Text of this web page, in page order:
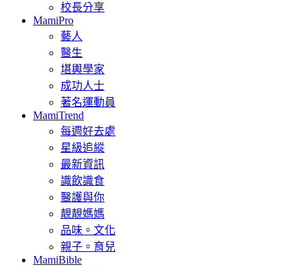
校長分享
MamiPro
藝人
醫生
堪輿學家
成功人士
著名運動員
MamiTrend
每週好去處
星級追縱
最新資訊
識飲識食
醫護與你
靚靚媽媽
品味。文化
親子。育兒
MamiBible